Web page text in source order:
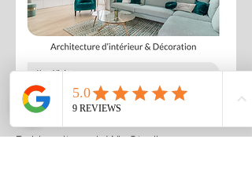
Deisign site web Wix Studio